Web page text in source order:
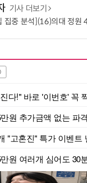
기사 더보기
집중 분석](16)의대 정원